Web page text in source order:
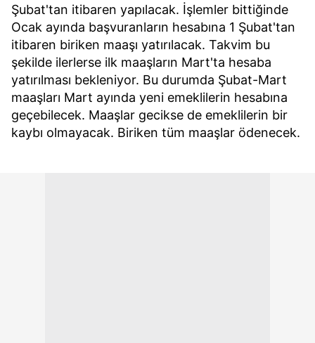
Şubat'tan itibaren yapılacak. İşlemler bittiğinde
Ocak ayında başvuranların hesabına 1 Şubat'tan
itibaren biriken maaşı yatırılacak. Takvim bu
şekilde ilerlerse ilk maaşların Mart'ta hesaba
yatırılması bekleniyor. Bu durumda Şubat-Mart
maaşları Mart ayında yeni emeklilerin hesabına
geçebilecek. Maaşlar gecikse de emeklilerin bir
kaybı olmayacak. Biriken tüm maaşlar ödenecek.